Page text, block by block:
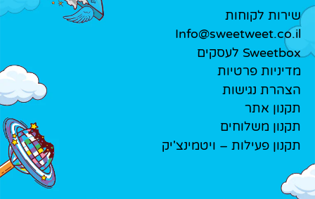
שירות לקוחות
Info@sweetweet.co.il
Sweetbox לעסקים
מדיניות פרטיות
הצהרת נגישות
תקנון אתר
תקנון משלוחים
תקנון פעילות – ויטמינצ'יק